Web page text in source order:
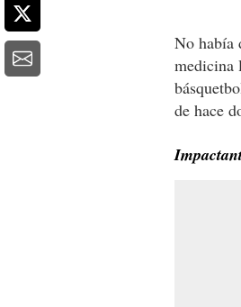
No había
medicina
de hace